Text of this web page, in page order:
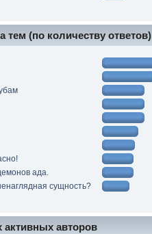
тем (по количеству ответов)
ада.
сущность?
активных авторов